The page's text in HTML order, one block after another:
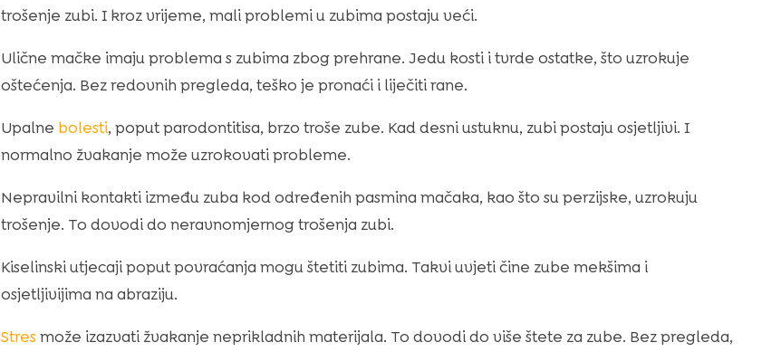
trošenje zubi. I kroz vrijeme, mali problemi u zubima postaju veći.
Ulične mačke imaju problema s zubima zbog prehrane. Jedu kosti i tvrde ostatke, što uzrokuje
oštećenja. Bez redovnih pregleda, teško je pronaći i liječiti rane.
Upalne bolesti, poput parodontitisa, brzo troše zube. Kad desni ustuknu, zubi postaju osjetljivi. I
normalno žvakanje može uzrokovati probleme.
Nepravilni kontakti između zuba kod određenih pasmina mačaka, kao što su perzijske, uzrokuju
trošenje. To dovodi do neravnomjernog trošenja zubi.
Kiselinski utjecaji poput povraćanja mogu štetiti zubima. Takvi uvjeti čine zube mekšima i
osjetljivijima na abraziju.
Stresmože izazvati žvakanje neprikladnih materijala. To dovodi do više štete za zube. Bez pregleda,